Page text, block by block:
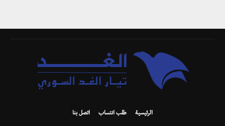
الرئيسية طلب انتساب اتصل بنا